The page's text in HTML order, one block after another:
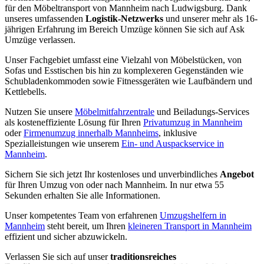
für den Möbeltransport von Mannheim nach Ludwigsburg. Dank
unseres umfassenden Logistik-Netzwerks und unserer mehr als 16-
jährigen Erfahrung im Bereich Umzüge können Sie sich auf Ask
Umzüge verlassen.
Unser Fachgebiet umfasst eine Vielzahl von Möbelstücken, von
Sofas und Esstischen bis hin zu komplexeren Gegenständen wie
Schubladenkommoden sowie Fitnessgeräten wie Laufbändern und
Kettlebells.
Nutzen Sie unsere Möbelmitfahrzentrale und Beiladungs-Services
als kosteneffiziente Lösung für Ihren Privatumzug in Mannheim
oderFirmenumzug innerhalb Mannheims, inklusive
Spezialleistungen wie unserem Ein- und Auspackservice in
Mannheim.
Sichern Sie sich jetzt Ihr kostenloses und unverbindliches Angebot
für Ihren Umzug von oder nach Mannheim. In nur etwa 55
Sekunden erhalten Sie alle Informationen.
Unser kompetentes Team von erfahrenen Umzugshelfern in
Mannheim steht bereit, um Ihren kleineren Transport in Mannheim
effizient und sicher abzuwickeln.
Verlassen Sie sich auf unsertraditionsreiches